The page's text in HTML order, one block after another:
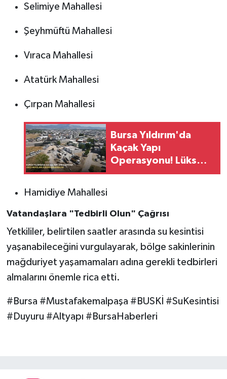
Selimiye Mahallesi
Şeyhmüftü Mahallesi
Vıraca Mahallesi
Atatürk Mahallesi
Çırpan Mahallesi
Bursa Yıldırım'da
Kaçak Yapı
Operasyonu! Lüks
Araçlarla
Hamidiye Mahallesi
Vatandaşlara "Tedbirli Olun" Çağrısı
Yetkililer, belirtilen saatler arasında su kesintisi
yaşanabileceğini vurgulayarak, bölge sakinlerinin
mağduriyet yaşamamaları adına gerekli tedbirleri
almalarını önemle rica etti.
#Bursa #Mustafakemalpaşa #BUSKİ #SuKesintisi
#Duyuru #Altyapı #BursaHaberleri